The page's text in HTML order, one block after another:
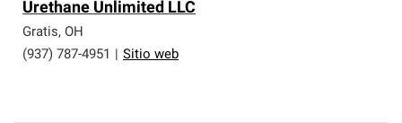
Urethane Unlimited LLC
Gratis, OH
(937) 787-4951
Sitio web